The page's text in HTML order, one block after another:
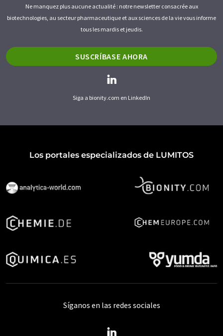
Ne manquez plus aucune actualité : notre newsletter consacrée aux
biotechnologies, au secteur pharmaceutique et aux sciences de la vie vous informe
tous les mardis et jeudis.
SUSCRÍBASE AHORA
Siga a bionity.com en LinkedIn
Los portales especializados de LUMITOS
Síganos en las redes sociales